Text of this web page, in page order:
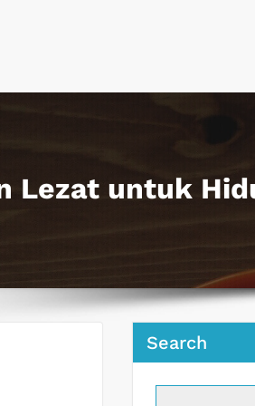
Lezat untuk
Search